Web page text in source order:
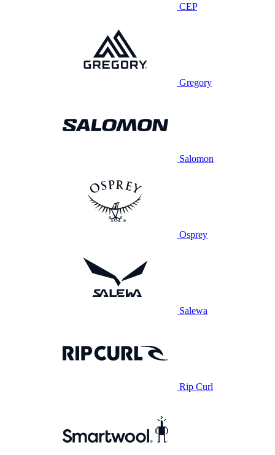
CEP
Gregory
Salomon
Osprey
Salewa
Rip Curl